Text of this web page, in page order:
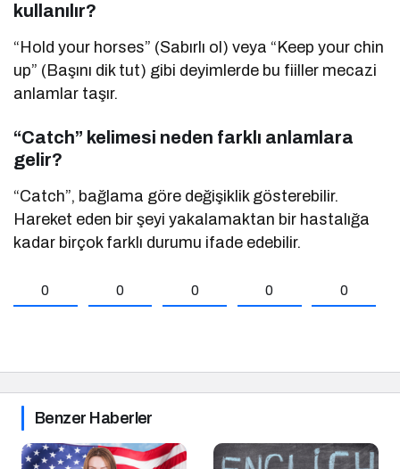
kullanılır?
“Hold your horses” (Sabırlı ol) veya “Keep your chin
up” (Başını dik tut) gibi deyimlerde bu fiiller mecazi
anlamlar taşır.
“Catch” kelimesi neden farklı anlamlara
gelir?
“Catch”, bağlama göre değişiklik gösterebilir.
Hareket eden bir şeyi yakalamaktan bir hastalığa
kadar birçok farklı durumu ifade edebilir.
0 0 0 0 0
Benzer Haberler